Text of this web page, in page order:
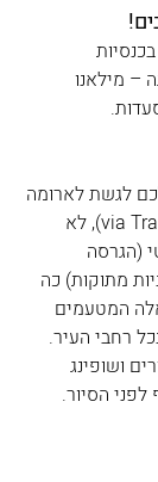
– מילאנו
לגשת לארומה
), בוויה טראו 2 (via Traù), לא
(הגרסה
מתוקות) כה
המטעמים
רחבי העיר.
ושופינג
הסיור.